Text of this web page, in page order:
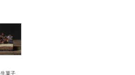
生菓子